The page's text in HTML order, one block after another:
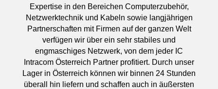
Expertise in den Bereichen Computerzubehör,
Netzwerktechnik und Kabeln sowie langjährigen
Partnerschaften mit Firmen auf der ganzen Welt
verfügen wir über ein sehr stabiles und
engmaschiges Netzwerk, von dem jeder IC
Intracom Österreich Partner profitiert. Durch unser
Lager in Österreich können wir binnen 24 Stunden
überall hin liefern und schaffen auch in äußersten